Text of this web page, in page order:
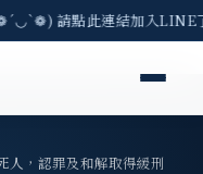
請點此連結加入
人，認罪及和解取得緩刑